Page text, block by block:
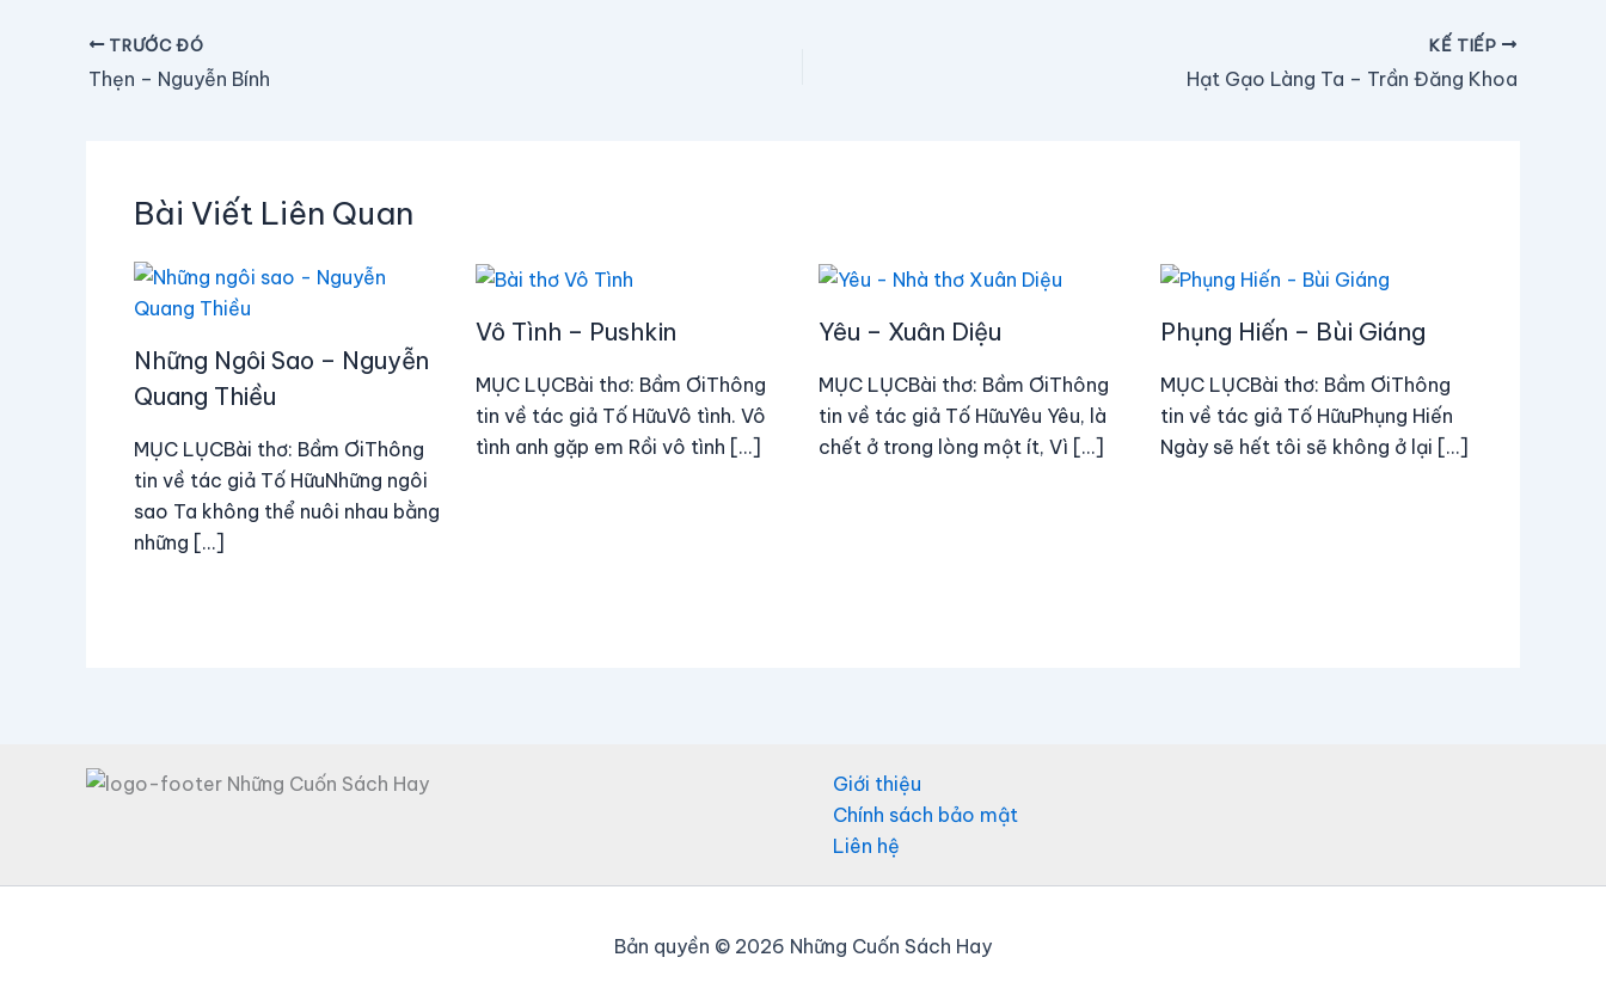
TRƯỚC ĐÓ
Thẹn – Nguyễn Bính
KẾ TIẾP
Hạt Gạo Làng Ta – Trần Đăng Khoa
Bài Viết Liên Quan
Những Ngôi Sao – Nguyễn
Quang Thiều
MỤC LỤCBài thơ: Bầm ƠiThông
tin về tác giả Tố HữuNhững ngôi
sao Ta không thể nuôi nhau bằng
những […]
Vô Tình – Pushkin
MỤC LỤCBài thơ: Bầm ƠiThông
tin về tác giả Tố HữuVô tình. Vô
tình anh gặp em Rồi vô tình […]
Yêu – Xuân Diệu
MỤC LỤCBài thơ: Bầm ƠiThông
tin về tác giả Tố HữuYêu Yêu, là
chết ở trong lòng một ít, Vì […]
Phụng Hiến – Bùi Giáng
MỤC LỤCBài thơ: Bầm ƠiThông
tin về tác giả Tố HữuPhụng Hiến
Ngày sẽ hết tôi sẽ không ở lại […]
Giới thiệu
Chính sách bảo mật
Liên hệ
Bản quyền © 2026 Những Cuốn Sách Hay